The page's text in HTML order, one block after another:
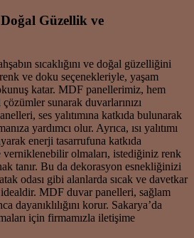
Güzellik ve
sıcaklığını ve doğal güzelliğini
renk ve doku seçenekleriyle, yaşam
katar. MDF panellerimiz, hem
sunarak duvarlarınızı
ses yalıtımına katkıda bulunarak
yardımcı olur. Ayrıca, ısı yalıtımı
enerji tasarrufuna katkıda
olmaları, istediğiniz renk
tanır. Bu da dekorasyon esnekliğinizi
odası gibi alanlarda sıcak ve davetkar
MDF duvar panelleri, sağlam
dayanıklılığını korur. Sakarya’da
için firmamızla iletişime